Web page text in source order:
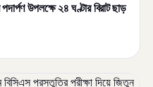
উপলক্ষে ২৪ ঘণ্টার বিরাট ছাড়